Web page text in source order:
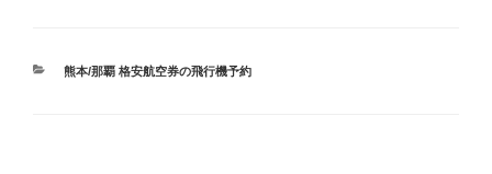
カ
熊本/那覇 格安航空券の飛行機予約